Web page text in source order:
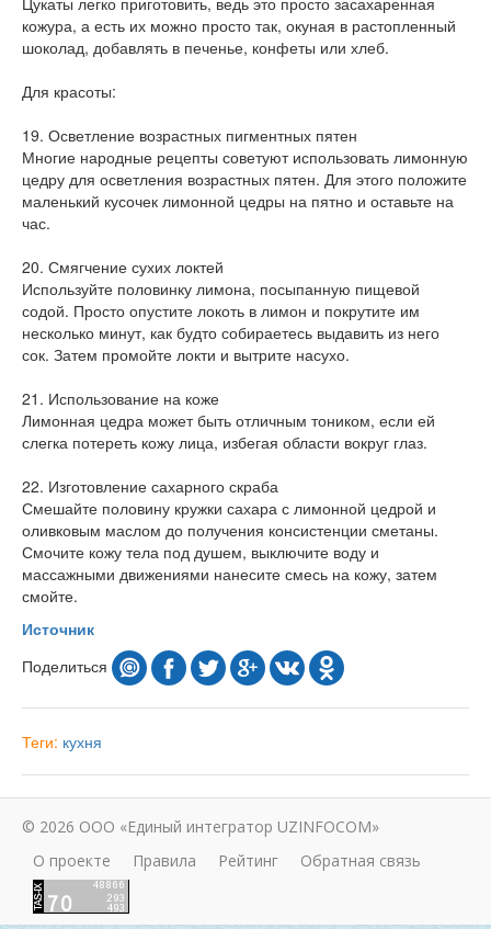
кожура, а есть их можно просто так, окуная в растопленный
шоколад, добавлять в печенье, конфеты или хлеб.
Для красоты:
19. Осветление возрастных пигментных пятен
Многие народные рецепты советуют использовать лимонную
цедру для осветления возрастных пятен. Для этого положите
маленький кусочек лимонной цедры на пятно и оставьте на
час.
20. Смягчение сухих локтей
Используйте половинку лимона, посыпанную пищевой
содой. Просто опустите локоть в лимон и покрутите им
несколько минут, как будто собираетесь выдавить из него
сок. Затем промойте локти и вытрите насухо.
21. Использование на коже
Лимонная цедра может быть отличным тоником, если ей
слегка потереть кожу лица, избегая области вокруг глаз.
22. Изготовление сахарного скраба
Смешайте половину кружки сахара с лимонной цедрой и
оливковым маслом до получения консистенции сметаны.
Смочите кожу тела под душем, выключите воду и
массажными движениями нанесите смесь на кожу, затем
смойте.
Источник
Поделиться
Теги: кухня
© 2026 ООО «Единый интегратор UZINFOCOM»
О проекте
Правила Рейтинг Обратная связь